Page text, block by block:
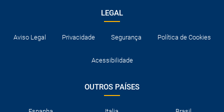
LEGAL
Aviso Legal Privacidade Segurança Política de Cookies
Acessibilidade
OUTROS PAÍSES